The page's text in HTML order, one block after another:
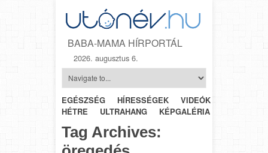
BABA-MAMA HÍRPORTÁL
2026. augusztus 6.
EGÉSZSÉG HÍRESSÉGEK VIDEÓK
HÉTRŐL-
HÉTRE
ULTRAHANG KÉPGALÉRIA
Tag Archives: